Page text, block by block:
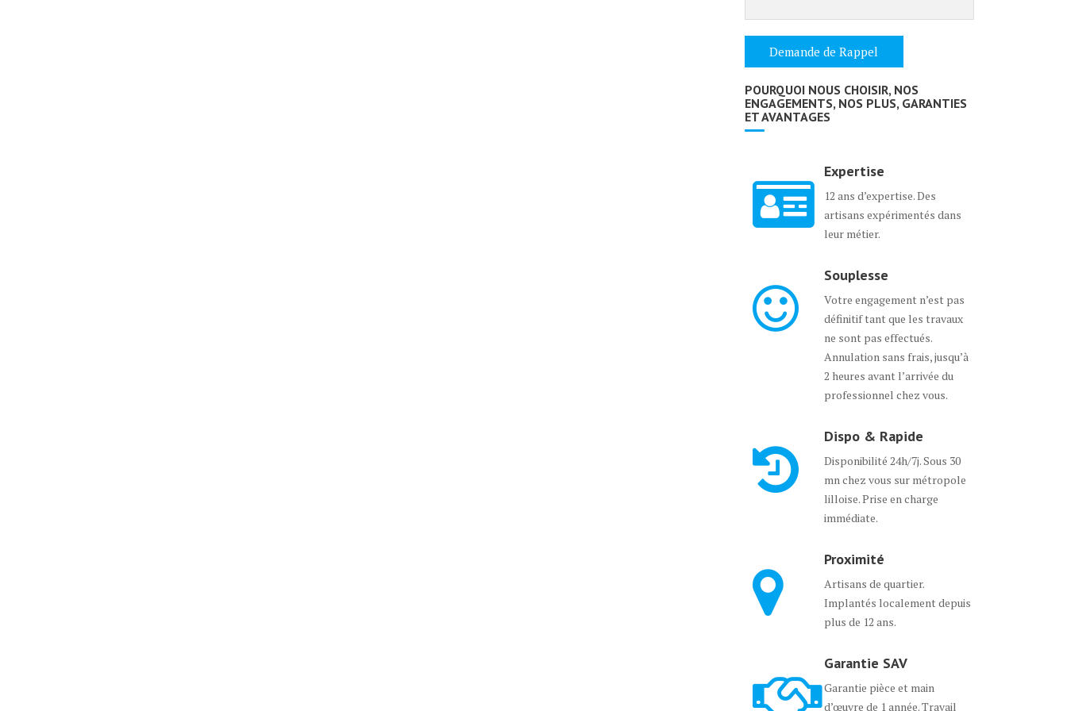
POURQUOI NOUS CHOISIR, NOS
ENGAGEMENTS, NOS PLUS, GARANTIES
ET AVANTAGES
Expertise
12 ans d’expertise. Des
artisans expérimentés dans
leur métier.
Souplesse
Votre engagement n’est pas
définitif tant que les travaux
ne sont pas effectués.
Annulation sans frais, jusqu’à
2 heures avant l’arrivée du
professionnel chez vous.
Dispo & Rapide
Disponibilité 24h/7j. Sous 30
mn chez vous sur métropole
lilloise. Prise en charge
immédiate.
Proximité
Artisans de quartier.
Implantés localement depuis
plus de 12 ans.
Garantie SAV
Garantie pièce et main
d’œuvre de 1 année. Travail